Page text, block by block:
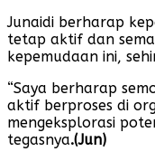
Junaidi berharap
tetap aktif dan
kepemudaan ini,
“Saya berharap
aktif berproses di
mengeksplorasi
tegasnya.(Jun)